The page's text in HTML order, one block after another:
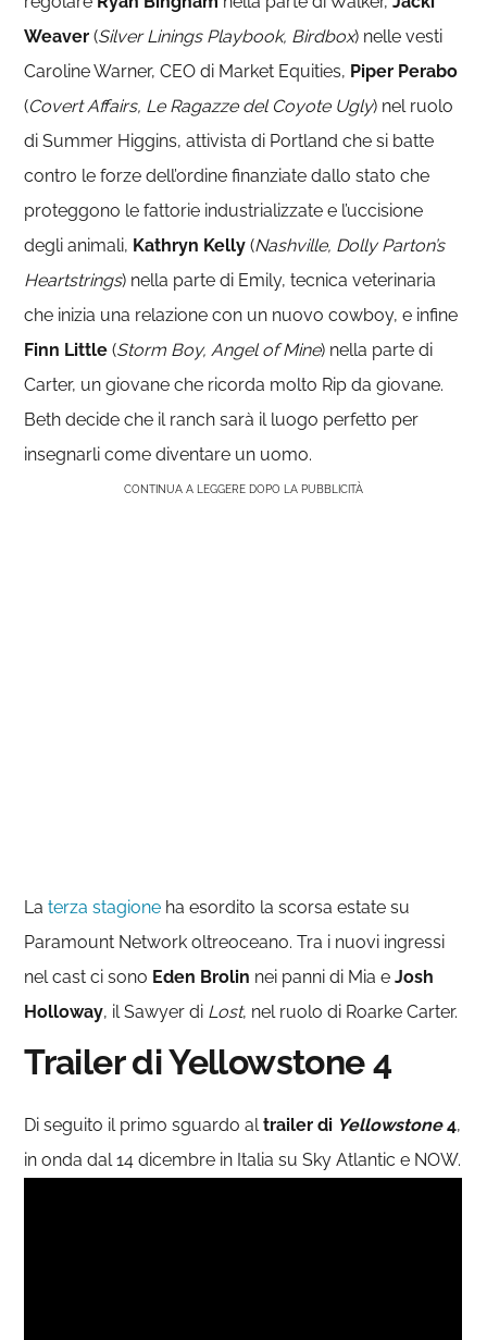
Weaver (Silver Linings Playbook, Birdbox) nelle vesti
Caroline Warner, CEO di Market Equities, Piper Perabo
(Covert Affairs, Le Ragazze del Coyote Ugly) nel ruolo
di Summer Higgins, attivista di Portland che si batte
contro le forze dell’ordine finanziate dallo stato che
proteggono le fattorie industrializzate e l’uccisione
degli animali, Kathryn Kelly (Nashville, Dolly Parton’s
Heartstrings) nella parte di Emily, tecnica veterinaria
che inizia una relazione con un nuovo cowboy, e infine
Finn Little (Storm Boy, Angel of Mine) nella parte di
Carter, un giovane che ricorda molto Rip da giovane.
Beth decide che il ranch sarà il luogo perfetto per
insegnarli come diventare un uomo.
CONTINUA A LEGGERE DOPO LA PUBBLICITÀ
Laterza stagione ha esordito la scorsa estate su
Paramount Network oltreoceano. Tra i nuovi ingressi
nel cast ci sono Eden Brolin nei panni di Mia eJosh
Holloway, il Sawyer di Lost, nel ruolo di Roarke Carter.
Trailer di Yellowstone 4
Di seguito il primo sguardo altrailer di Yellowstone4,
in onda dal 14 dicembre in Italia su Sky Atlantic e NOW.